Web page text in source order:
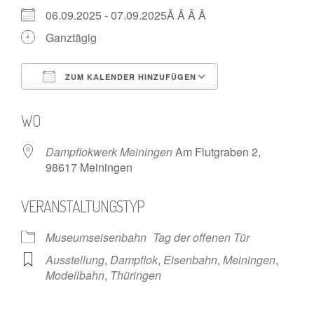
06.09.2025 - 07.09.2025Â Â Â Â
Ganztägig
ZUM KALENDER HINZUFÜGEN
WO
Dampflokwerk MeiningenAm Flutgraben 2,
98617 Meiningen
VERANSTALTUNGSTYP
Museumseisenbahn Tag der offenen Tür
Ausstellung, Dampflok, Eisenbahn, Meiningen,
Modellbahn, Thüringen